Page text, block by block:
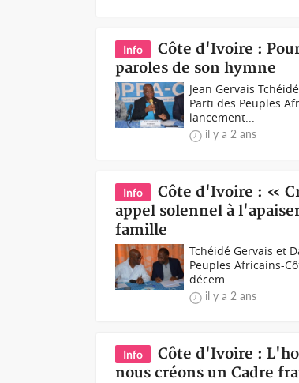
Info
Côte d'Ivoire :
paroles de son hymne
Jean Gervais
Parti des Peuples
lancement...
il y a 2 ans
Info
Côte d'Ivoire : «
appel solennel à
famille
Tchéidé Gervais et
Peuples Africains-
décem...
il y a 2 ans
Info
Côte d'Ivoire :
nous créons un Cadre